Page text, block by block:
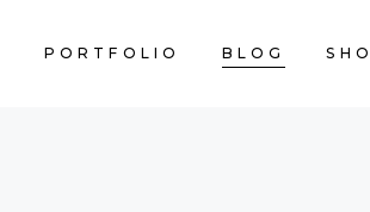
PORTFOLIO BLOG